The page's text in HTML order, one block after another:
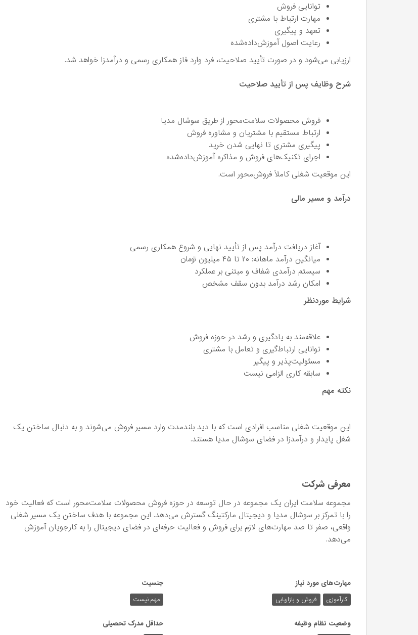
توانایی فروش
مهارت ارتباط با مشتری
تعهد و پیگیری
رعایت اصول آموزش‌داده‌شده
ارزیابی می‌شود و در صورت تأیید صلاحیت، فرد وارد فاز همکاری رسمی و درآمدزا خواهد شد.
شرح وظایف پس از تأیید صلاحیت
فروش محصولات سلامت‌محور از طریق سوشال مدیا
ارتباط مستقیم با مشتریان و مشاوره فروش
پیگیری مشتری تا نهایی شدن خرید
اجرای تکنیک‌های فروش و مذاکره آموزش‌داده‌شده
این موقعیت شغلی کاملاً فروش‌محور است.
درآمد و مسیر مالی
آغاز دریافت درآمد پس از تأیید نهایی و شروع همکاری رسمی
میانگین درآمد ماهانه: ۲۰ تا ۴۵ میلیون تومان
سیستم درآمدی شفاف و مبتنی بر عملکرد
امکان رشد درآمد بدون سقف مشخص
شرایط موردنظر
علاقه‌مند به یادگیری و رشد در حوزه فروش
توانایی ارتباط‌گیری و تعامل با مشتری
مسئولیت‌پذیر و پیگیر
سابقه کاری الزامی نیست
نکته مهم
این موقعیت شغلی مناسب افرادی است که با دید بلندمدت وارد مسیر فروش می‌شوند و به دنبال ساختن یک
شغل پایدار و درآمدزا در فضای سوشال مدیا هستند.
معرفی شرکت
مجموعه سلامت ایران یک مجموعه در حال توسعه در حوزه فروش محصولات سلامت‌محور است که فعالیت خود
را با تمرکز بر سوشال مدیا و دیجیتال مارکتینگ گسترش می‌دهد. این مجموعه با هدف ساختن یک مسیر شغلی
واقعی، صفر تا صد مهارت‌های لازم برای فروش و فعالیت حرفه‌ای در فضای دیجیتال را به کارجویان آموزش
می‌دهد.
مهارت‌های مورد نیاز
کارآموزی فروش و بازاریابی
جنسیت
مهم نیست
وضعیت نظام وظیفه حداقل مدرک تحصیلی